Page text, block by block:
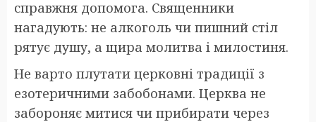
справжня допомога. Священники
нагадують: не алкоголь чи пишний стіл
рятує душу, а щира молитва і милостиня.
Не варто плутати церковні традиції з
езотеричними забобонами. Церква не
забороняє митися чи прибирати через